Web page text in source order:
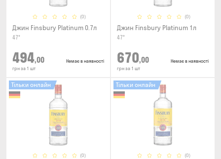
(0)
Джин Finsbury Platinum 0.7л
47°
494,00
грн за 1 шт
Немає в наявності
(0)
Джин Finsbury Platinum 1л
47°
670,00
грн за 1 шт
Немає в наявності
(0)
Тільки онлайн
(0)
Тільки онлайн